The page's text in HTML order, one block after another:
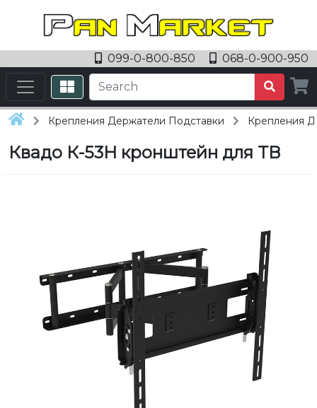
099-0-800-850 068-0-900-950
Крепления Держатели Подставки Крепления
Квадо К-53Н кронштейн для ТВ